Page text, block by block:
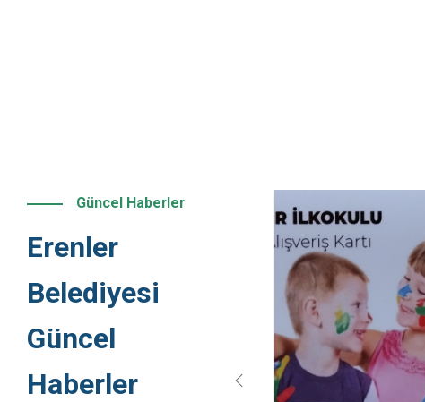
Güncel Haberler
Erenler
Belediyesi
Güncel
Haberler